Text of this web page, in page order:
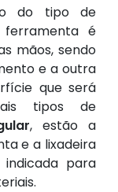
do tipo de
ferramenta é
mãos, sendo
e a outra
que será
tipos de
, estão a
e a lixadeira
para